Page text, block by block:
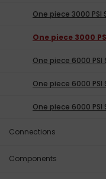
One piece 3000
One piece 3000
One piece 6000
One piece 6000
One piece 6000
Connections
Components